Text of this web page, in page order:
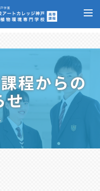
程からの
せ